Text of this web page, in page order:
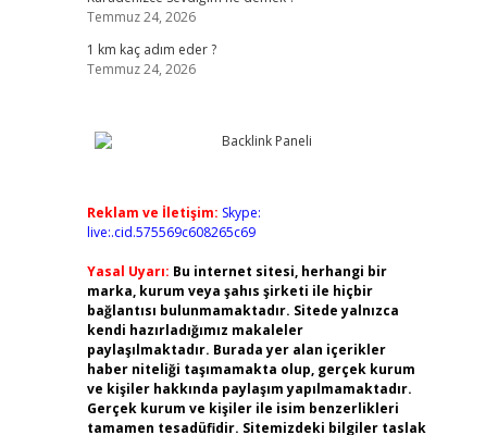
Temmuz 24, 2026
1 km kaç adım eder ?
Temmuz 24, 2026
Reklam ve İletişim: Skype:
live:.cid.575569c608265c69
Yasal Uyarı: Bu internet sitesi, herhangi bir
marka, kurum veya şahıs şirketi ile hiçbir
bağlantısı bulunmamaktadır. Sitede yalnızca
kendi hazırladığımız makaleler
paylaşılmaktadır. Burada yer alan içerikler
haber niteliği taşımamakta olup, gerçek kurum
ve kişiler hakkında paylaşım yapılmamaktadır.
Gerçek kurum ve kişiler ile isim benzerlikleri
tamamen tesadüfidir. Sitemizdeki bilgiler taslak